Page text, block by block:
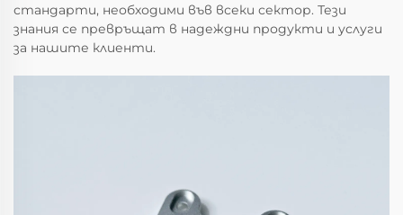
стандарти, необходими във всеки сектор. Тези
знания се превръщат в надеждни продукти и услуги
за нашите клиенти.